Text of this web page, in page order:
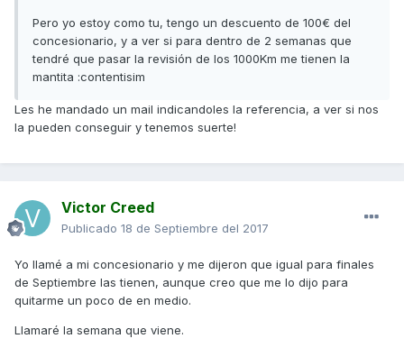
Pero yo estoy como tu, tengo un descuento de 100€ del
concesionario, y a ver si para dentro de 2 semanas que
tendré que pasar la revisión de los 1000Km me tienen la
mantita :contentisim
Les he mandado un mail indicandoles la referencia, a ver si nos
la pueden conseguir y tenemos suerte!
Victor Creed
Publicado 18 de Septiembre del 2017
Yo llamé a mi concesionario y me dijeron que igual para finales
de Septiembre las tienen, aunque creo que me lo dijo para
quitarme un poco de en medio.
Llamaré la semana que viene.